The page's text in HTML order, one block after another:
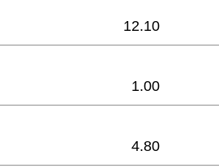
12.10
1.00
4.80